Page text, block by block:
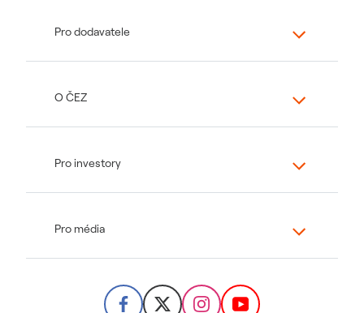
Pro dodavatele
O ČEZ
Pro investory
Pro média